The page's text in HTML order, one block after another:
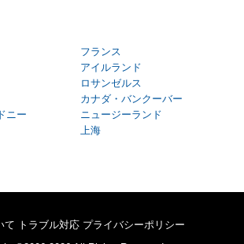
フランス
アイルランド
ロサンゼルス
カナダ・バンクーバー
ニー
ニュージーランド
上海
て トラブル対応 プライバシーポリシー